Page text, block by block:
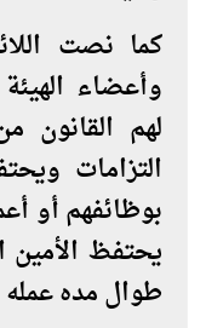
كما نصت
وأعضاء
لهم
التزامات
بوظائفهم أو
يحتفظ الأمين
طوال مده عمله